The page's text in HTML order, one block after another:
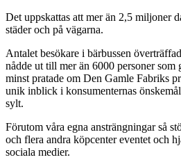
Det uppskattas att mer än 2,5 miljoner
städer och på vägarna.
Antalet besökare i bärbussen
nådde ut till mer än 6000 personer som
minst pratade om Den Gamle Fabriks
unik inblick i konsumenternas
sylt.
Förutom våra egna ansträngningar så
och flera andra köpcenter eventet och
sociala medier.